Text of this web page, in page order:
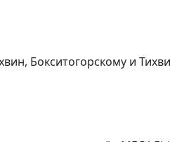
Бокситогорскому и